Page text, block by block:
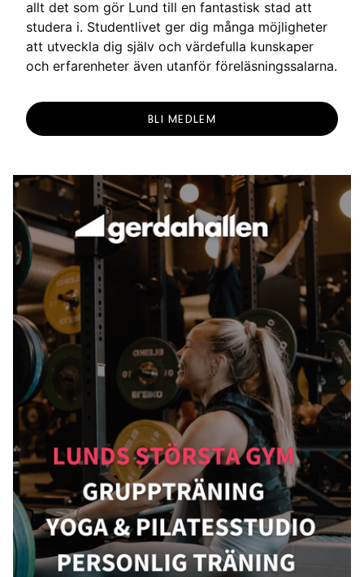
allt det som gör Lund till en fantastisk stad att
studera i. Studentlivet ger dig många möjligheter
att utveckla dig själv och värdefulla kunskaper
och erfarenheter även utanför föreläsningssalarna.
BLI MEDLEM